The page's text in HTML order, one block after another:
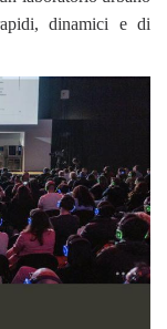
dinamici e di